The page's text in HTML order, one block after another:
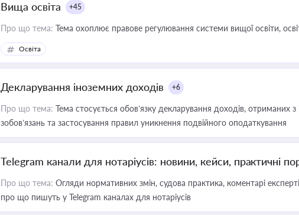
Вища освіта +45
Про що тема: Тема охоплює правове регулювання системи вищої освіти,
Освіта
Декларування іноземних доходів +6
Про що тема: Тема стосується обов’язку декларування доходів, отриманих
зобов’язань та застосування правил уникнення подвійного оподаткування
Telegram канали для нотаріусів: новини, кейси, практичні
Про що тема: Огляди нормативних змін, судова практика, коментарі
про що пишуть у Telegram каналах для нотаріусів